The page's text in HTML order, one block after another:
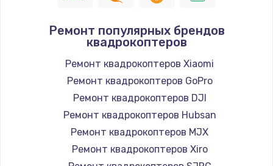
Ремонт популярных брендов
квадрокоптеров
Ремонт квадрокоптеров Xiaomi
Ремонт квадрокоптеров GoPro
Ремонт квадрокоптеров DJI
Ремонт квадрокоптеров Hubsan
Ремонт квадрокоптеров MJX
Ремонт квадрокоптеров Xiro